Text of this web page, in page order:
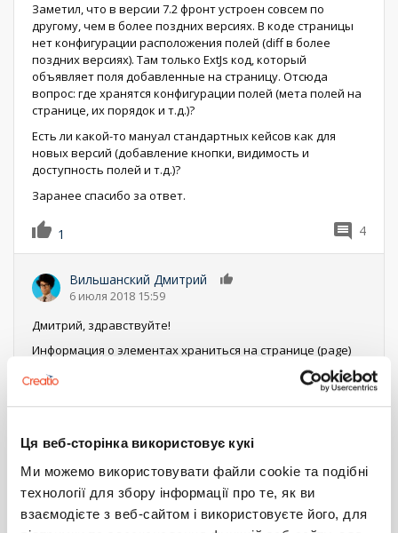
Ця веб-сторінка використовує кукі
Ми можемо використовувати файли cookie та подібні
технології для збору інформації про те, як ви
взаємодієте з веб-сайтом і використовуєте його, для
Заметил, что в версии 7.2 фронт устроен совсем по
другому, чем в более поздних версиях. В коде страницы
нет конфигурации расположения полей (diff в более
поздних версиях). Там только ExtJs код, который
объявляет поля добавленные на страницу. Отсюда
вопрос: где хранятся конфигурации полей (мета полей на
странице, их порядок и т.д.)?
Есть ли какой-то мануал стандартных кейсов как для
новых версий (добавление кнопки, видимость и
доступность полей и т.д.)?
Заранее спасибо за ответ.
1 4
Вильшанский Дмитрий
6 июля 2018 15:59
Дмитрий, здравствуйте!
Информация о элементах храниться на странице (page)
Вся доступная SDK информация доступна по ссылке
-https://www.bpmonline.com/bpmonlinesdken/
Дмитрий Тёскин
9 июля 2018 12:18